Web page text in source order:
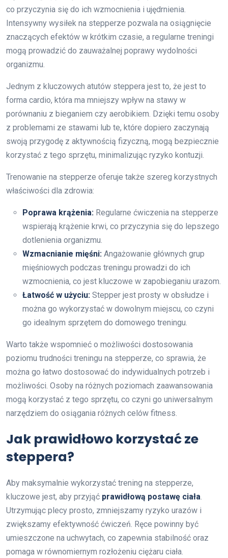
co przyczynia się do ich wzmocnienia i ujędrnienia.
Intensywny wysiłek na stepperze pozwala na osiągnięcie
znaczących efektów w krótkim czasie, a regularne treningi
mogą prowadzić do zauważalnej poprawy wydolności
organizmu.
Jednym z kluczowych atutów steppera jest to, że jest to
forma cardio, która ma mniejszy wpływ na stawy w
porównaniu z bieganiem czy aerobikiem. Dzięki temu osoby
z problemami ze stawami lub te, które dopiero zaczynają
swoją przygodę z aktywnością fizyczną, mogą bezpiecznie
korzystać z tego sprzętu, minimalizując ryzyko kontuzji.
Trenowanie na stepperze oferuje także szereg korzystnych
właściwości dla zdrowia:
Poprawa krążenia: Regularne ćwiczenia na stepperze
wspierają krążenie krwi, co przyczynia się do lepszego
dotlenienia organizmu.
Wzmacnianie mięśni: Angażowanie głównych grup
mięśniowych podczas treningu prowadzi do ich
wzmocnienia, co jest kluczowe w zapobieganiu urazom.
Łatwość w użyciu: Stepper jest prosty w obsłudze i
można go wykorzystać w dowolnym miejscu, co czyni
go idealnym sprzętem do domowego treningu.
Warto także wspomnieć o możliwości dostosowania
poziomu trudności treningu na stepperze, co sprawia, że
można go łatwo dostosować do indywidualnych potrzeb i
możliwości. Osoby na różnych poziomach zaawansowania
mogą korzystać z tego sprzętu, co czyni go uniwersalnym
narzędziem do osiągania różnych celów fitness.
Jak prawidłowo korzystać ze
steppera?
Aby maksymalnie wykorzystać trening na stepperze,
kluczowe jest, aby przyjąć prawidłową postawę ciała
Utrzymując plecy prosto, zmniejszamy ryzyko urazów i
zwiększamy efektywność ćwiczeń. Ręce powinny być
umieszczone na uchwytach, co zapewnia stabilność oraz
pomaga w równomiernym rozłożeniu ciężaru ciała.